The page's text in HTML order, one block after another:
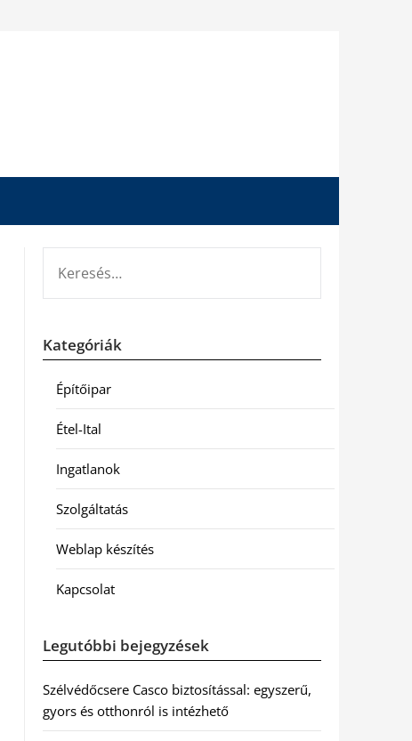
Kategóriák
Építőipar
Étel-Ital
Ingatlanok
Szolgáltatás
Weblap készítés
Kapcsolat
Legutóbbi bejegyzések
Szélvédőcsere Casco biztosítással: egyszerű,
gyors és otthonról is intézhető